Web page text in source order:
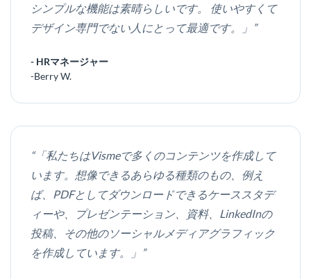
シンプルな機能は素晴らしいです。 使いやすくて
デザイン専門でない人にとって最適です。」”
- HRマネージャー
-Berry W.
“「私たちはVismeで多くのコンテンツを作成して
います。想像できるあらゆる種類のもの、例え
ば、PDFとしてダウンロードできるケーススタデ
ィーや、プレゼンテーション、資料、LinkedInの
投稿、その他のソーシャルメディアグラフィック
を作成しています。」”